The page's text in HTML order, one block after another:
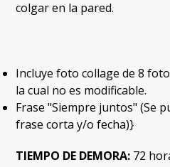
colgar en la pared.
Incluye foto collage de 8
la cual no es modificable.
Frase "Siempre juntos" (Se
frase corta y/o fecha)}
TIEMPO DE DEMORA: 72